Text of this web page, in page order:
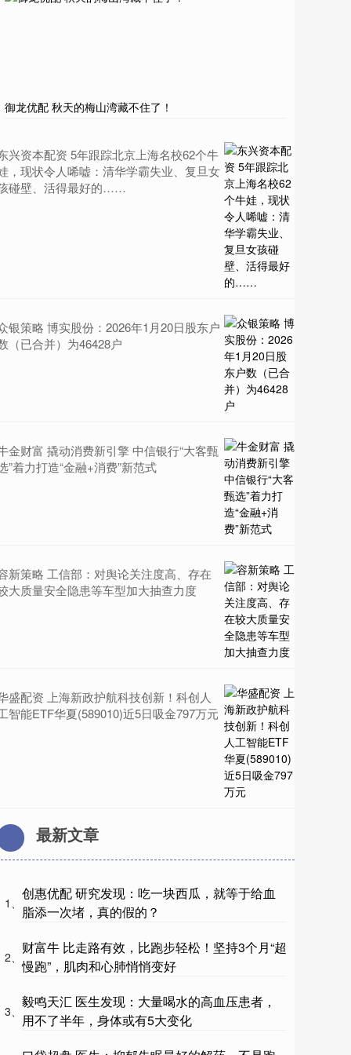
御龙优配 秋天的梅山湾藏不住了！
兴资本配资 5年跟踪北京上海名校62个牛
，现状令人唏嘘：清华学霸失业、复旦女
碰壁、活得最好的……
银策略 博实股份：2026年1月20日股东户
（已合并）为46428户
金财富 撬动消费新引擎 中信银行“大客甄
”着力打造“金融+消费”新范式
新策略 工信部：对舆论关注度高、存在
大质量安全隐患等车型加大抽查力度
盛配资 上海新政护航科技创新！科创人
智能ETF华夏(589010)近5日吸金797万元
最新文章
1、
创惠优配 研究发现：吃一块西瓜，就等于给血
脂添一次堵，真的假的？
2、
财富牛 比走路有效，比跑步轻松！坚持3个月“超
慢跑”，肌肉和心肺悄悄变好
3、
毅鸣天汇 医生发现：大量喝水的高血压患者，
用不了半年，身体或有5大变化